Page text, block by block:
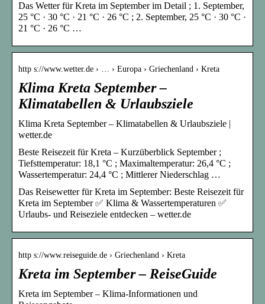
Das Wetter für Kreta im September im Detail ; 1. September,
25 °C · 30 °C · 21 °C · 26 °C ; 2. September, 25 °C · 30 °C ·
21 °C · 26 °C …
http s://www.wetter.de › … › Europa › Griechenland › Kreta
Klima Kreta September –
Klimatabellen & Urlaubsziele
Klima Kreta September – Klimatabellen & Urlaubsziele |
wetter.de
Beste Reisezeit für Kreta – Kurzüberblick September ;
Tiefsttemperatur: 18,1 °C ; Maximaltemperatur: 26,4 °C ;
Wassertemperatur: 24,4 °C ; Mittlerer Niederschlag …
Das Reisewetter für Kreta im September: Beste Reisezeit für
Kreta im September ✅ Klima & Wassertemperaturen ✅
Urlaubs- und Reiseziele entdecken – wetter.de
http s://www.reiseguide.de › Griechenland › Kreta
Kreta im September – ReiseGuide
Kreta im September – Klima-Informationen und